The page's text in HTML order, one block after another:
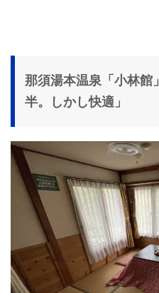
那須湯本温泉「小林館
半。しかし快適」